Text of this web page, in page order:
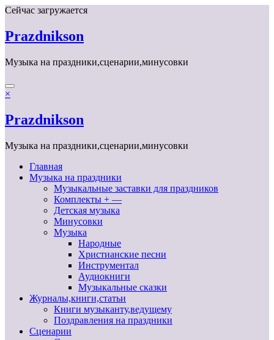
Перейти
содержимому
Сейчас загружается
Prazdnikson
Музыка на праздники,сценарии,минусовки
×
Prazdnikson
Музыка на праздники,сценарии,минусовки
Главная
Музыка на праздники
Музыкальные заставки для праздников
Комплекты + —
Детская музыка
Минусовки
Музыка
Народные
Христианские песни
Инструментал
Аудиокниги
Музыкальные сказки
Журналы,книги,статьи
Книги музыканту,ведущему
Поздравления на праздники
Сценарии